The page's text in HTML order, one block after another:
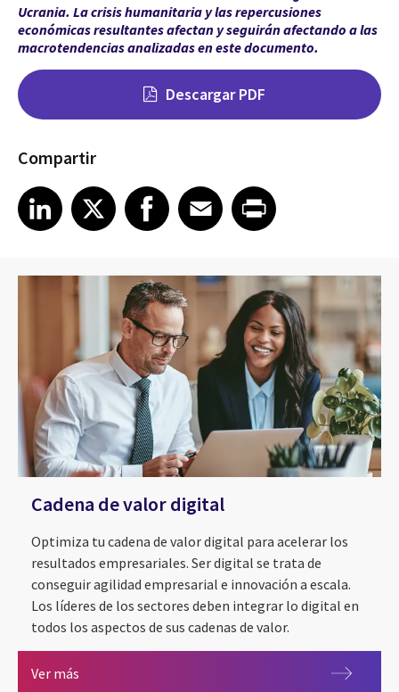
Ucrania. La crisis humanitaria y las repercusiones
económicas resultantes afectan y seguirán afectando a las
macrotendencias analizadas en este documento.
Descargar PDF
Compartir
Share on LinkedIn
LinkedIn
Share on X Share on Facebook
Facebook
Share on EmailEmailShare on Print
Cadena de valor digital
Optimiza tu cadena de valor digital para acelerar los
resultados empresariales. Ser digital se trata de
conseguir agilidad empresarial e innovación a escala.
Los líderes de los sectores deben integrar lo digital en
todos los aspectos de sus cadenas de valor.
Ver más